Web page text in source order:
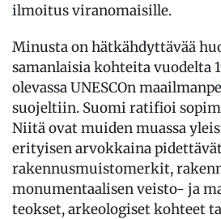
ilmoitus viranomaisille.
Minusta on hätkähdyttävää
samanlaisia kohteita vuodelta
olevassa UNESCOn
suojeltiin. Suomi ratifioi
Niitä ovat muiden muassa
erityisen arvokkaina
rakennusmuistomerkit,
monumentaalisen veisto- ja
teokset, arkeologiset kohteet